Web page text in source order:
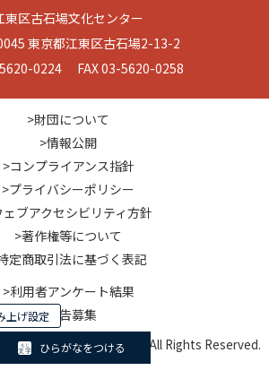
ひらがなをつける
上げ設定
東区古石場文化センター
東京都江東区古石場2-13-2
0224 FAX 03-5620-0258
>財団について
>情報公開
>コンプライアンス指針
>プライバシーポリシー
ェブアクセシビリティ方針
>著作権等について
定商取引法に基づく表記
>利用者アンケート結果
>広告募集
Community Foundation. All Rights Reserved.